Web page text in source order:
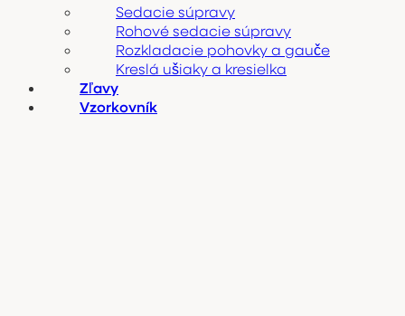
Sedacie súpravy
Rohové sedacie súpravy
Rozkladacie pohovky a gauče
Kreslá ušiaky a kresielka
Zľavy
Vzorkovník